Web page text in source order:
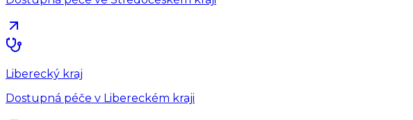
Liberecký kraj
Dostupná péče v Libereckém kraji